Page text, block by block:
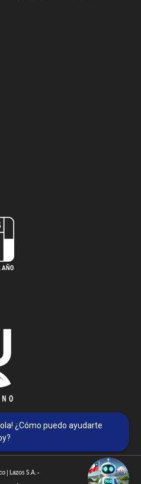
| Lazos S.A. -
¿Cómo puedo ayudarte